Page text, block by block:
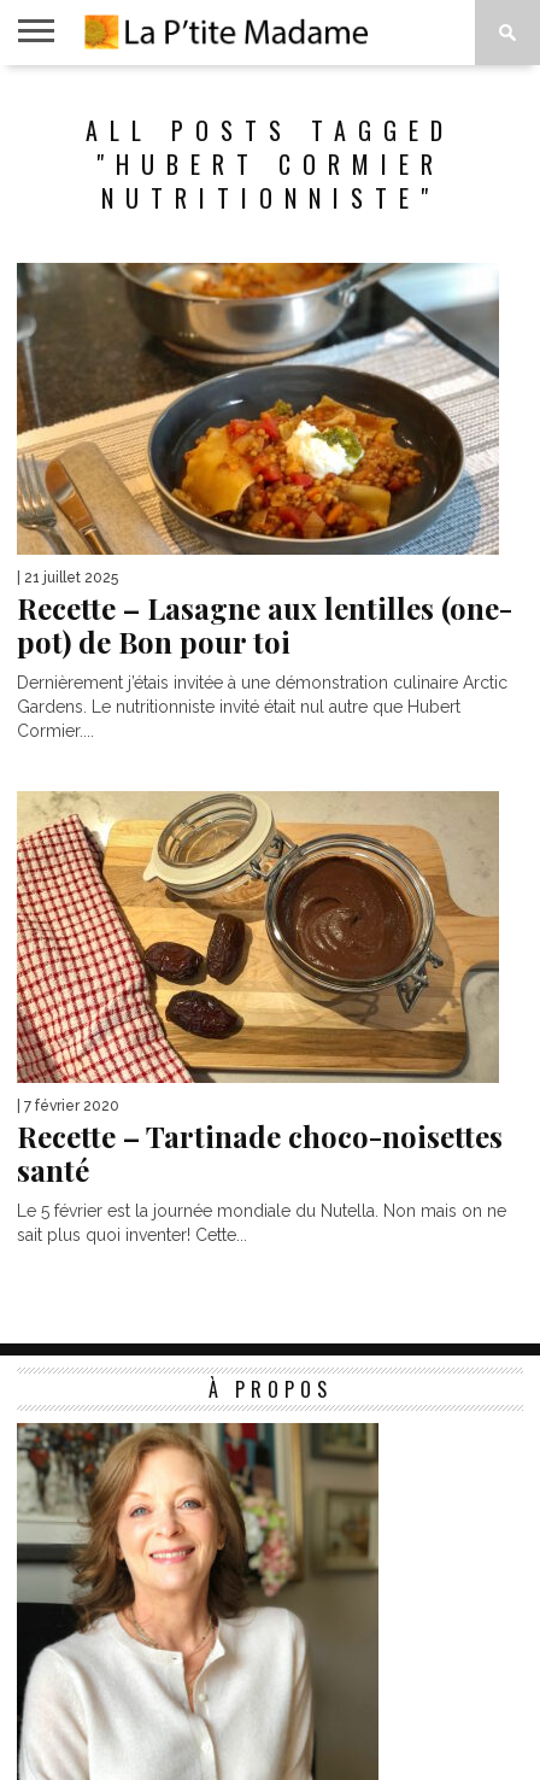
VIVRE
PROPOSALL POSTS TAGGED
"HUBERT CORMIER
NUTRITIONNISTE"
| 21 juillet 2025
Recette – Lasagne aux lentilles (one-
pot) de Bon pour toi
Dernièrement j’étais invitée à une démonstration culinaire Arctic
Gardens. Le nutritionniste invité était nul autre que Hubert
Cormier....
| 7 février 2020
Recette – Tartinade choco-noisettes
santé
Le 5 février est la journée mondiale du Nutella. Non mais on ne
sait plus quoi inventer! Cette...
À PROPOS